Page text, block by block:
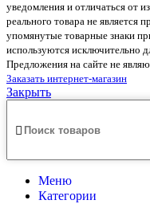
уведомления и отличаться от
реального товара не является
упомянутые товарные знаки
используются исключительно
Предложения на сайте не
Заказать интернет-магазин
Закрыть
Меню
Категории